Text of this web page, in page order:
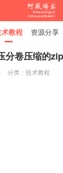
教程 资源分享
分卷压缩的
分类： 技术教程